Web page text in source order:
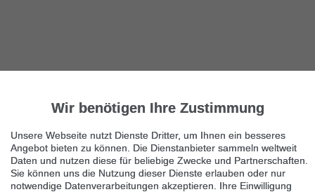
Wir benötigen Ihre Zustimmung
Unsere Webseite nutzt Dienste Dritter, um Ihnen ein besseres
Angebot bieten zu können. Die Dienstanbieter sammeln weltweit
Daten und nutzen diese für beliebige Zwecke und Partnerschaften.
Sie können uns die Nutzung dieser Dienste erlauben oder nur
notwendige Datenverarbeitungen akzeptieren. Ihre Einwilligung